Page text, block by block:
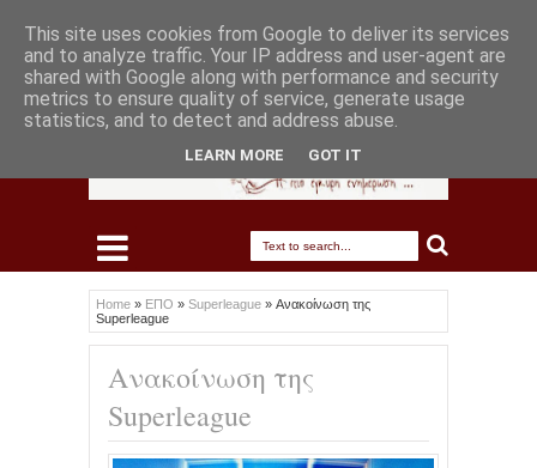
Home » ΕΠΟ » Superleague » Ανακοίνωση της
Superleague
Ανακοίνωση της
Superleague
This site uses cookies from Google to deliver its services
and to analyze traffic. Your IP address and user-agent are
shared with Google along with performance and security
metrics to ensure quality of service, generate usage
statistics, and to detect and address abuse.
LEARN MORE GOT IT